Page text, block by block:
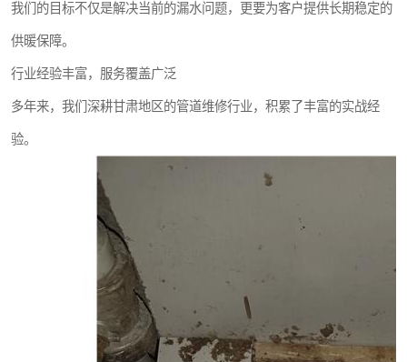
我们的目标不仅是解决当前的漏水问题，更要为客户提供长期稳定的
供暖保障。
行业经验丰富，服务覆盖广泛
多年来，我们深耕甘肃地区的管道维修行业，积累了丰富的实战经
验。